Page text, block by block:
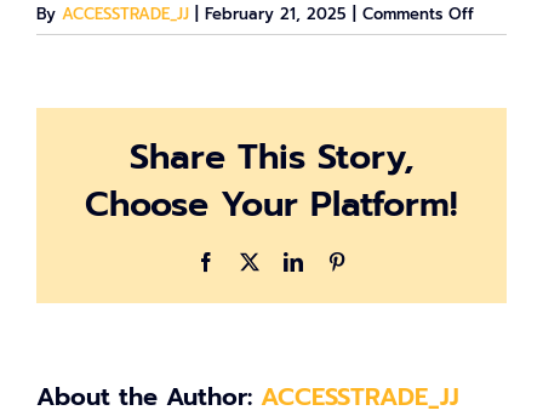
By ACCESSTRADE_JJ February 21, 2025 Comments Offon
Share This Story,
Choose Your Platform!
Facebook LinkedIn
About the Author: ACCESSTRADE_JJ